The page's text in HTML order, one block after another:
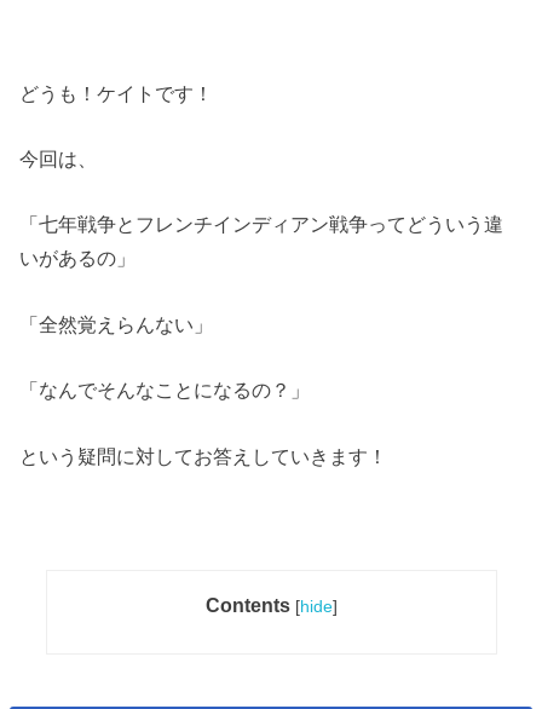
どうも！ケイトです！
今回は、
「七年戦争とフレンチインディアン戦争ってどういう違
いがあるの」
「全然覚えらんない」
「なんでそんなことになるの？」
という疑問に対してお答えしていきます！
Contents [hide]